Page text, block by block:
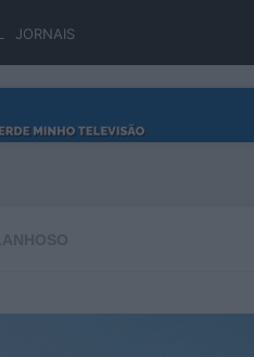
JORNAIS